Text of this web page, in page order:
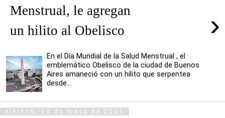
Menstrual, le agregan
un hilito al Obelisco
›
En el Día Mundial de la Salud Menstrual , el
emblemático Obelisco de la ciudad de Buenos
Aires amaneció con un hilito que serpentea
desde...
viernes, 28 de mayo de 2021